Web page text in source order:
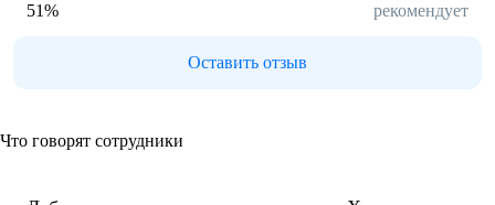
51% рекомендует
Оставить отзыв
Что говорят сотрудники